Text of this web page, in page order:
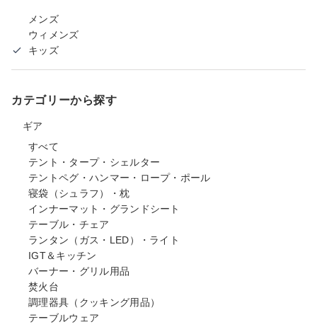
メンズ
ウィメンズ
キッズ
カテゴリーから探す
ギア
すべて
テント・タープ・シェルター
テントペグ・ハンマー・ロープ・ポール
寝袋（シュラフ）・枕
インナーマット・グランドシート
テーブル・チェア
ランタン（ガス・LED）・ライト
IGT＆キッチン
バーナー・グリル用品
焚火台
調理器具（クッキング用品）
テーブルウェア